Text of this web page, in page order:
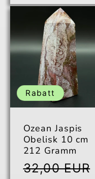
Menge
Default
Title
Rabatt
Ozean Jaspis
Obelisk 10 cm
212 Gramm
Normaler
32,00 EUR